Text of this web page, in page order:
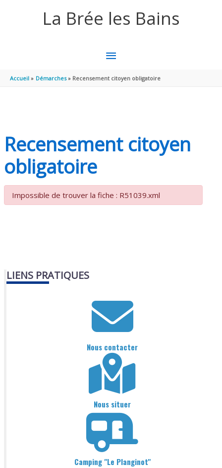
La Brée les Bains
MENU
PRINCIPAL
Accueil Démarches Recensement citoyen obligatoire
Recensement citoyen
obligatoire
Impossible de trouver la fiche : R51039.xml
LIENS PRATIQUES
Nous contacter
Nous situer
Camping "Le Planginot"